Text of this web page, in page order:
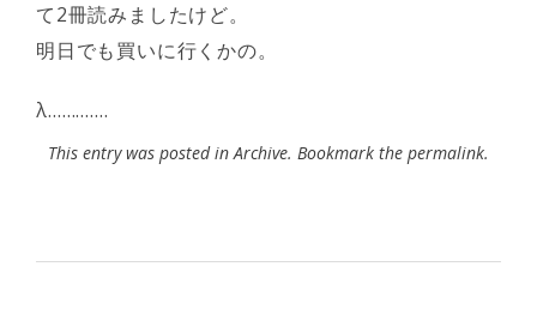
て2冊読みましたけど。
明日でも買いに行くかの。
λ………….
This entry was posted inArchive. Bookmark the permalink.